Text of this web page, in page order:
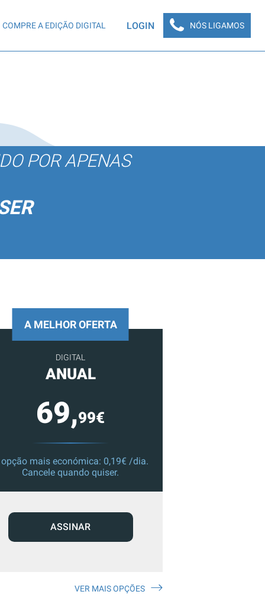
COMPRE A EDIÇÃO DIGITAL LOGIN NÓS LIGAMOS
POR APENAS
A MELHOR OFERTA
DIGITAL
ANUAL
69,99€
mais económica: 0,19€ /dia.
Cancele quando quiser.
ASSINAR
VER MAIS OPÇÕES